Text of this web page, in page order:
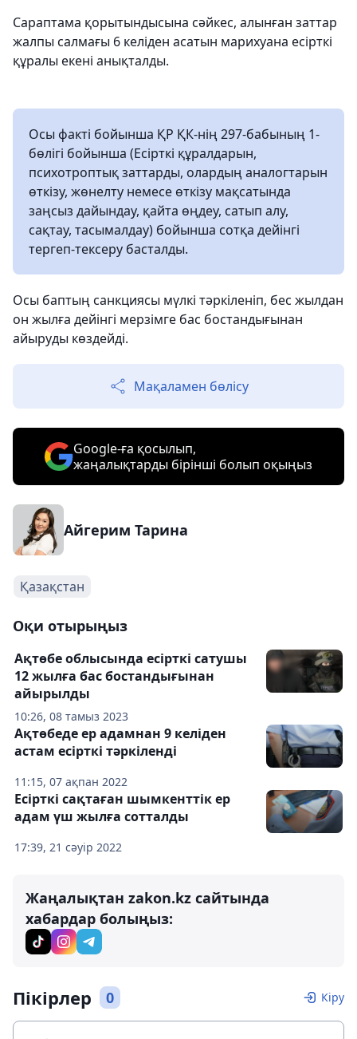
Сараптама қорытындысына сәйкес, алынған заттар
жалпы салмағы 6 келіден асатын марихуана есірткі
құралы екені анықталды.
Осы факті бойынша ҚР ҚК-нің 297-бабының 1-
бөлігі бойынша (Есірткі құралдарын,
психотроптық заттарды, олардың аналогтарын
өткізу, жөнелту немесе өткізу мақсатында
заңсыз дайындау, қайта өңдеу, сатып алу,
сақтау, тасымалдау) бойынша сотқа дейінгі
тергеп-тексеру басталды.
Осы баптың санкциясы мүлкі тәркіленіп, бес жылдан
он жылға дейінгі мерзімге бас бостандығынан
айыруды көздейді.
Мақаламен бөлісу
Google-ға қосылып,
жаңалықтарды бірінші болып оқыңыз
Айгерим Тарина
Қазақстан
Оқи отырыңыз
10:26, 08 тамыз 2023
Ақтөбе облысында есірткі сатушы
12 жылға бас бостандығынан
айырылды
11:15, 07 ақпан 2022
Ақтөбеде ер адамнан 9 келіден
астам есірткі тәркіленді
17:39, 21 сәуір 2022
Есірткі сақтаған шымкенттік ер
адам үш жылға сотталды
Жаңалықтан zakon.kz сайтында
хабардар болыңыз:
Пікірлер 0 Кіру